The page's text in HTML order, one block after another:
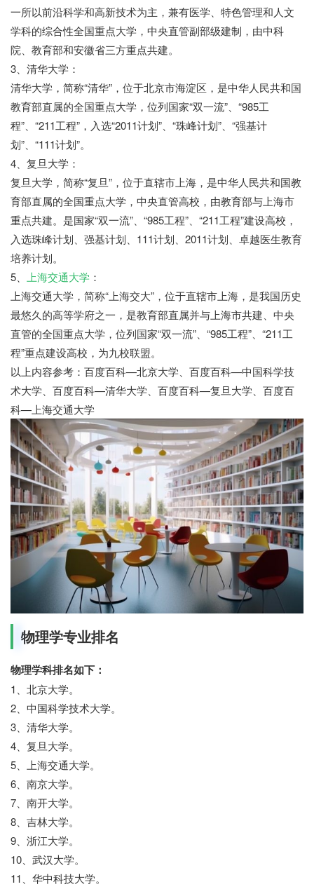
一所以前沿科学和高新技术为主，兼有医学、特色管理和人文
学科的综合性全国重点大学，中央直管副部级建制，由中科
院、教育部和安徽省三方重点共建。
3、清华大学：
清华大学，简称“清华”，位于北京市海淀区，是中华人民共和国
教育部直属的全国重点大学，位列国家“双一流”、“985工
程”、“211工程”，入选“2011计划”、“珠峰计划”、“强基计
划”、“111计划”。
4、复旦大学：
复旦大学，简称“复旦”，位于直辖市上海，是中华人民共和国教
育部直属的全国重点大学，中央直管高校，由教育部与上海市
重点共建。是国家“双一流”、“985工程”、“211工程”建设高校，
入选珠峰计划、强基计划、111计划、2011计划、卓越医生教育
培养计划。
5、
上海交通大学 ：
上海交通大学，简称“上海交大”，位于直辖市上海，是我国历史
最悠久的高等学府之一，是教育部直属并与上海市共建、中央
直管的全国重点大学，位列国家“双一流”、“985工程”、“211工
程”重点建设高校，为九校联盟。
以上内容参考：百度百科—北京大学、百度百科—中国科学技
术大学、百度百科—清华大学、百度百科—复旦大学、百度百
科—上海交通大学
物理学专业排名
物理学科排名如下：
1、北京大学。
2、中国科学技术大学。
3、清华大学。
4、复旦大学。
5、上海交通大学。
6、南京大学。
7、南开大学。
8、吉林大学。
9、浙江大学。
10、武汉大学。
11、华中科技大学。